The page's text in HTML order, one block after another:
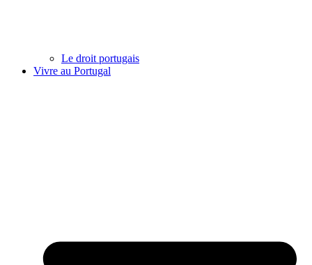
Le droit portugais
Vivre au Portugal